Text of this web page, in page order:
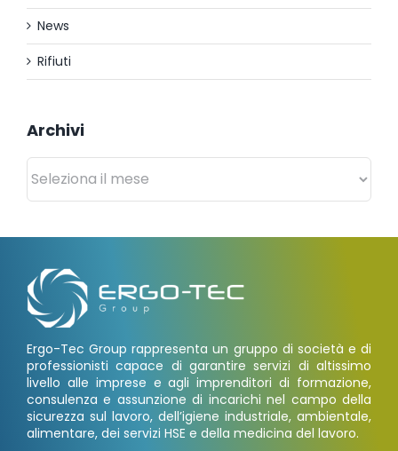
News
Rifiuti
Archivi
Archivi
Ergo-Tec Group rappresenta un gruppo di società e di
professionisti capace di garantire servizi di altissimo
livello alle imprese e agli imprenditori di formazione,
consulenza e assunzione di incarichi nel campo della
sicurezza sul lavoro, dell’igiene industriale, ambientale,
alimentare, dei servizi HSE e della medicina del lavoro.